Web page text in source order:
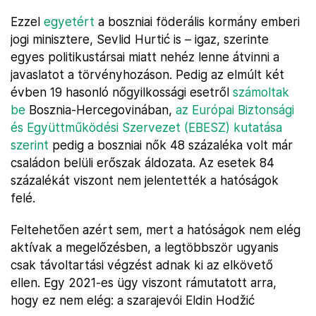
Ezzel egyetért a boszniai föderális kormány emberi
jogi minisztere, Sevlid Hurtić is – igaz, szerinte
egyes politikustársai miatt nehéz lenne átvinni a
javaslatot a törvényhozáson. Pedig az elmúlt két
évben 19 hasonló nőgyilkossági esetről számoltak
be Bosznia-Hercegovinában, az Európai Biztonsági
és Együttműködési Szervezet (EBESZ) kutatása
szerint pedig a boszniai nők 48 százaléka volt már
családon belüli erőszak áldozata. Az esetek 84
százalékát viszont nem jelentették a hatóságok
felé.
Feltehetően azért sem, mert a hatóságok nem elég
aktívak a megelőzésben, a legtöbbször ugyanis
csak távoltartási végzést adnak ki az elkövető
ellen. Egy 2021-es ügy viszont rámutatott arra,
hogy ez nem elég: a szarajevói Eldin Hodžić